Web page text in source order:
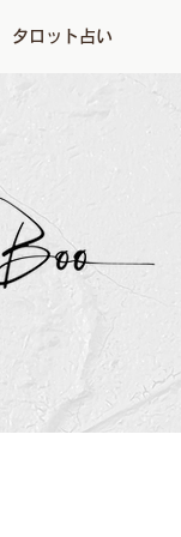
タロット占い